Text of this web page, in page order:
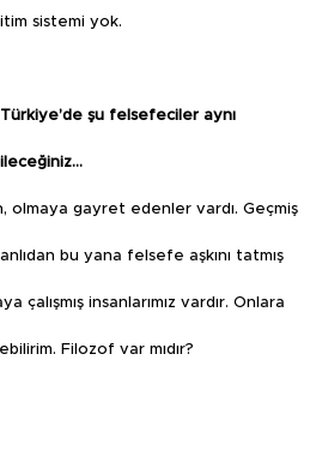
sistemi yok.
şu felsefeciler aynı
olmaya gayret edenler vardı. Geçmiş
bu yana felsefe aşkını tatmış
insanlarımız vardır. Onlara
Filozof var mıdır?